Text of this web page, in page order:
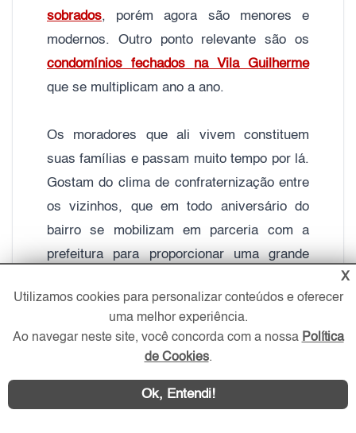
sobrados, porém agora são menores e
modernos. Outro ponto relevante são os
condomínios fechados na Vila Guilherme
que se multiplicam ano a ano.
Os moradores que ali vivem constituem
suas famílias e passam muito tempo por lá.
Gostam do clima de confraternização entre
os vizinhos, que em todo aniversário do
bairro se mobilizam em parceria com a
prefeitura para proporcionar uma grande
Praça Oscar da Silva, local onde
antigamente, era o primeiro ponto de ônibus
do bairro, ao lado da Junta Militar da Vila
X
Utilizamos cookies para personalizar conteúdos e oferecer
uma melhor experiência.
Ao navegar neste site, você concorda com a nossa Política
de Cookies.
Ok, Entendi!